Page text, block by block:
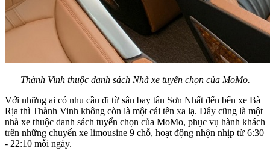
Thành Vinh thuộc danh sách Nhà xe tuyển chọn của MoMo.
Với những ai có nhu cầu đi từ sân bay tân Sơn Nhất đến bến xe Bà
Rịa thì Thành Vinh không còn là một cái tên xa lạ. Đây cũng là một
nhà xe thuộc danh sách tuyển chọn của MoMo, phục vụ hành khách
trên những chuyến xe limousine 9 chỗ, hoạt động nhộn nhịp từ 6:30
- 22:10 mỗi ngày.